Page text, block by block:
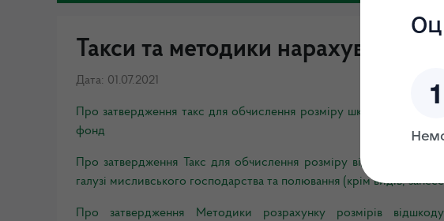
Такси та методики нарахування
Дата: 01.07.2021
Про затвердження такс для обчислення розміру шкоди,
фонд
Про затвердження Такс для обчислення розміру відшкодування
галузі мисливського господарства та полювання (крім видів,
Про затвердження Методики розрахунку розмірів